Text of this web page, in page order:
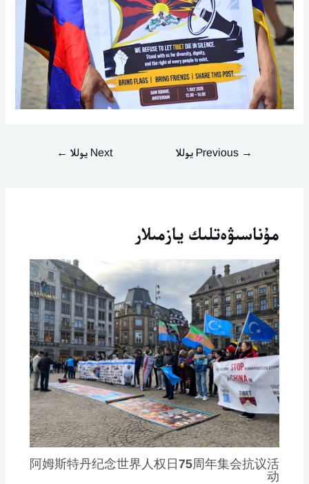
→ Next يوللا ←
مۇناسىۋەتلىك يازمىلار
阿姆斯特丹纪念世界人权日75周年集会抗议活
动